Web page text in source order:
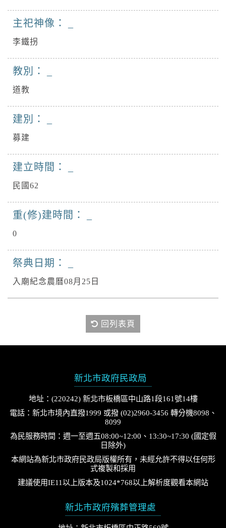
主祀神像：
李鐵拐
教別：
道教
建別：
募建
建立時間：
民國62
重(修)建時間：
0
祭典日期：
入廟紀念農曆08月25日
回列表頁
新北市政府民政局
地址：(220242) 新北市板橋區中山路1段161號14樓
電話：新北市境內直撥1999 或撥 (02)2960-3456 轉分機8098、
8099
為民服務時間：週一至週五08:00~12:00、13:30~17:30 (國定假
日除外)
本網站為新北市政府民政局版權所有，未經允許不得以任何形
式複製和採用
建議使用IE11以上版本及1024*768以上解析度觀看本網站
新北市政府殯葬管理處